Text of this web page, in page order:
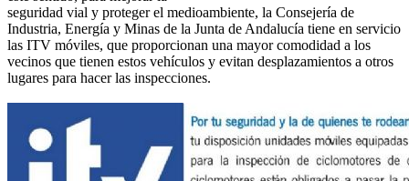
seguridad vial y proteger el medioambiente, la Consejería de
Industria, Energía y Minas de la Junta de Andalucía tiene en servicio
las ITV móviles, que proporcionan una mayor comodidad a los
vecinos que tienen estos vehículos y evitan desplazamientos a otros
lugares para hacer las inspecciones.